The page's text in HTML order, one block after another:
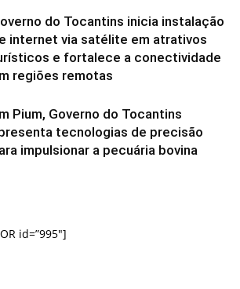
do Tocantins inicia instalação
internet via satélite em atrativos
e fortalece a conectividade
regiões remotas
Pium, Governo do Tocantins
tecnologias de precisão
impulsionar a pecuária bovina
id=”995″]